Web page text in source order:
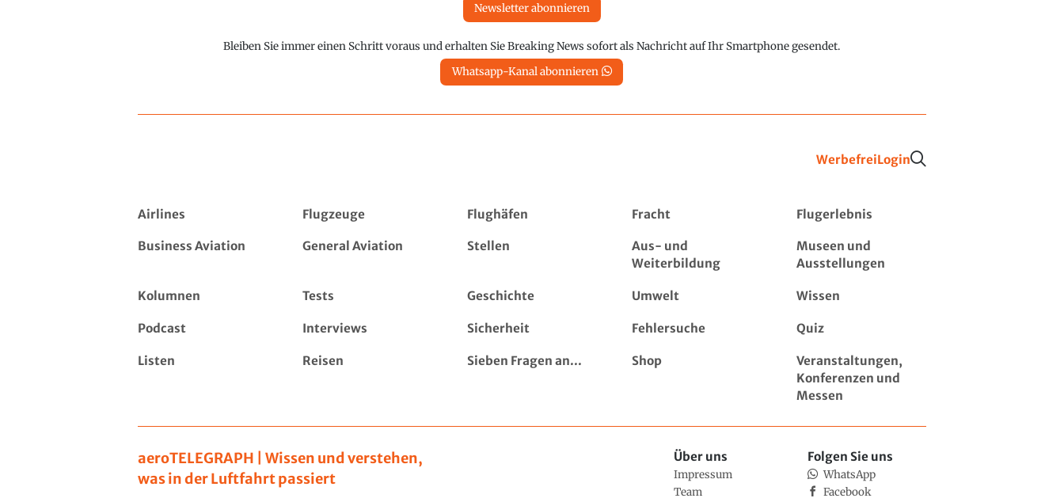
Newsletter abonnieren
Bleiben Sie immer einen Schritt voraus und erhalten Sie Breaking News sofort als Nachricht auf Ihr Smartphone gesendet.
Whatsapp-Kanal abonnieren
WerbefreiLogin
Airlines Flugzeuge Flughäfen Fracht Flugerlebnis
Business Aviation General Aviation Stellen
Aus- und
Weiterbildung
Museen und
Ausstellungen
Kolumnen Tests Geschichte Umwelt Wissen
Podcast Interviews Sicherheit Fehlersuche Quiz
Listen Reisen Sieben Fragen an... Shop
Veranstaltungen,
Konferenzen und
Messen
aeroTELEGRAPH | Wissen und verstehen,
was in der Luftfahrt passiert
Über uns
Impressum
Team
Folgen Sie uns
WhatsApp
Facebook